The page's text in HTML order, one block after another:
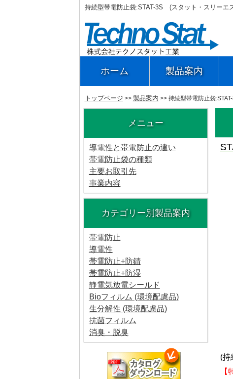
持続型帯電防止袋:STAT-3S (スタット・スリーエ
ホーム 製品案内
トップページ >> 製品案内 >> 持続型帯電防止袋
(持
【
メニュー
導電性と帯電防止の違い
帯電防止袋の種類
主要お取引先
事業内容
カテゴリー別製品案内
帯電防止
導電性
帯電防止+防錆
帯電防止+防湿
静電気放電シールド
Bioフィルム (環境配慮品)
生分解性 (環境配慮品)
抗菌フィルム
消臭・脱臭